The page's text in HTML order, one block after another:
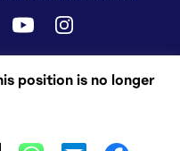
position is no longer